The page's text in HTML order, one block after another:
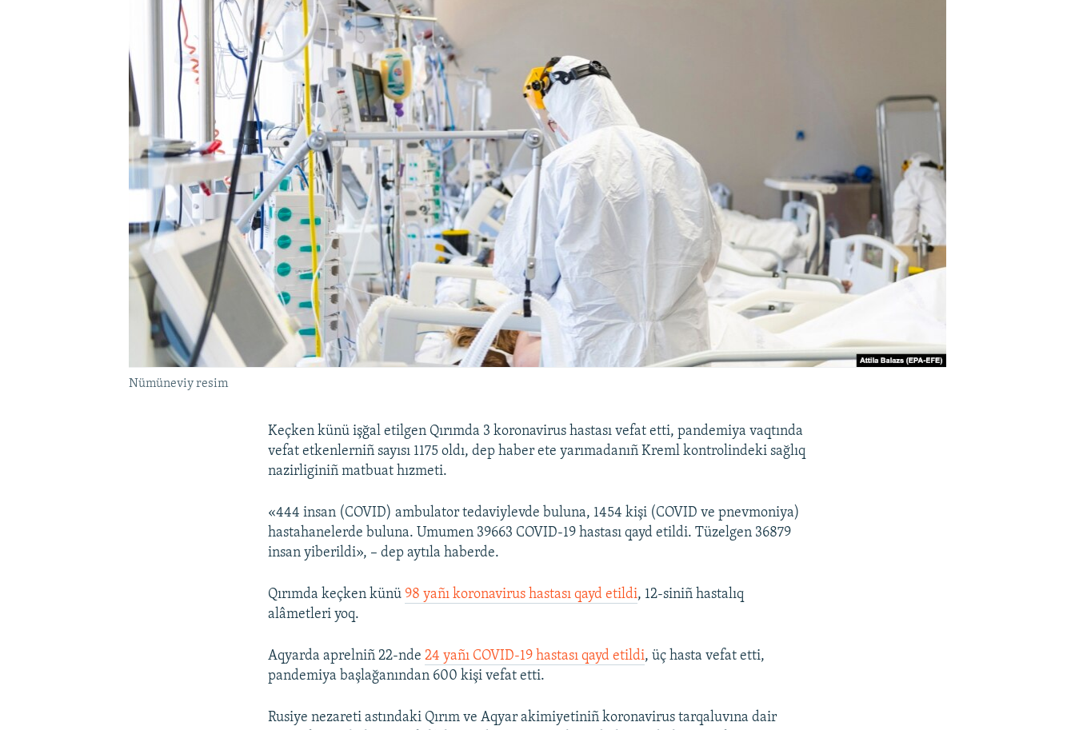
Nümüneviy resim
Keçken künü işğal etilgen Qırımda 3 koronavirus hastası vefat etti, pandemiya vaqtında
vefat etkenlerniñ sayısı 1175 oldı, dep haber ete yarımadanıñ Kreml kontrolindeki sağlıq
nazirliginiñ matbuat hızmeti.
«444 insan (COVID) ambulator tedaviylevde buluna, 1454 kişi (COVID ve pnevmoniya)
hastahanelerde buluna. Umumen 39663 COVID-19 hastası qayd etildi. Tüzelgen 36879
insan yiberildi», – dep aytıla haberde.
Qırımda keçken künü 98 yañı koronavirus hastası qayd etildi, 12-siniñ hastalıq
alâmetleri yoq.
Aqyarda aprelniñ 22-nde24 yañı COVID-19 hastası qayd etildi, üç hasta vefat etti,
pandemiya başlağanından 600 kişi vefat etti.
Rusiye nezareti astındaki Qırım ve Aqyar akimiyetiniñ koronavirus tarqaluvına dair